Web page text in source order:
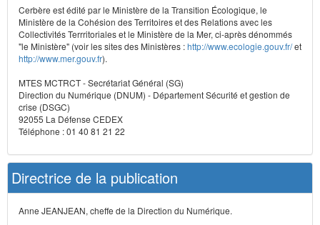
Cerbère est édité par le Ministère de la Transition Écologique, le
Ministère de la Cohésion des Territoires et des Relations avec les
Collectivités Terrritoriales et le Ministère de la Mer, ci-après dénommés
"le Ministère" (voir les sites des Ministères :http://www.ecologie.gouv.fr/et
http://www.mer.gouv.fr).
MTES MCTRCT - Secrétariat Général (SG)
Direction du Numérique (DNUM) - Département Sécurité et gestion de
crise (DSGC)
92055 La Défense CEDEX
Téléphone : 01 40 81 21 22
Directrice de la publication
Anne JEANJEAN, cheffe de la Direction du Numérique.